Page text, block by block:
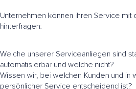
Unternehmen können ihren Service mit
hinterfragen:
Welche unserer Serviceanliegen sind
automatisierbar und welche nicht?
Wissen wir, bei welchen Kunden und in
persönlicher Service entscheidend ist?